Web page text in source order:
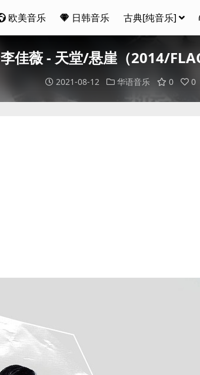
欧美音乐 日韩音乐 古典[纯音乐]
李佳薇 - 天堂/悬崖（2014/
2021-08-12 华语音乐 0 0